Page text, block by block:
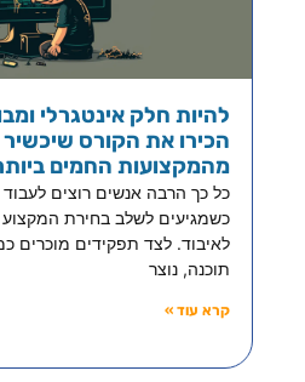
להיות חלק אינטגרלי
הכירו את הקורס
מהמקצועות החמים
כל כך הרבה אנשים רוצים
כשמגיעים לשלב בחירת
לאיבוד. לצד תפקידים מוכרים
תוכנה, נוצר
קרא עוד »